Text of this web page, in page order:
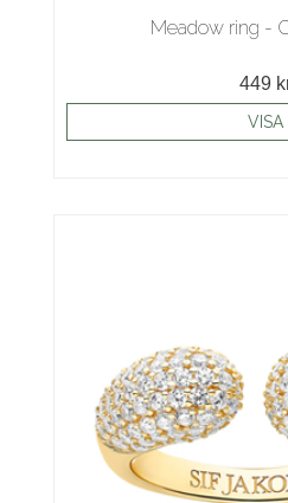
Meadow ring -
449
VISA